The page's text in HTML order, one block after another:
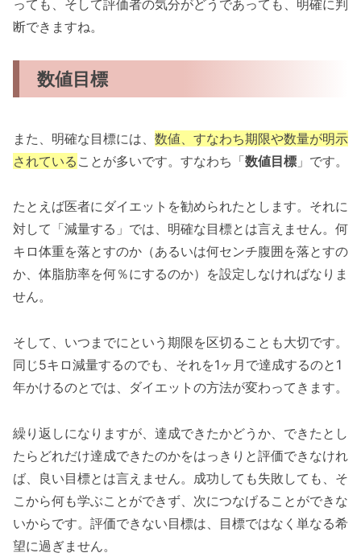
っても、そして評価者の気分がどうであっても、明確に判
断できますね。
数値目標
また、明確な目標には、 数値、すなわち期限や数量が明示
されている ことが多いです。すなわち「数値目標 」です。
たとえば医者にダイエットを勧められたとします。それに
対して「減量する」では、明確な目標とは言えません。何
キロ体重を落とすのか（あるいは何センチ腹囲を落とすの
か、体脂肪率を何％にするのか）を設定しなければなりま
せん。
そして、いつまでにという期限を区切ることも大切です。
同じ5キロ減量するのでも、それを1ヶ月で達成するのと1
年かけるのとでは、ダイエットの方法が変わってきます。
繰り返しになりますが、達成できたかどうか、できたとし
たらどれだけ達成できたのかをはっきりと評価できなけれ
ば、良い目標とは言えません。成功しても失敗しても、そ
こから何も学ぶことができず、次につなげることができな
いからです。評価できない目標は、目標ではなく単なる希
望に過ぎません。